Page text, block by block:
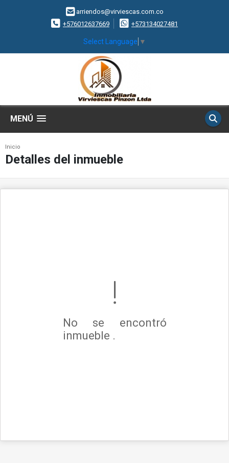
arriendos@virviescas.com.co
+576012637669
+573134027481
Select Language ▼
MENÚ
Inicio
Detalles del inmueble
No se encontró
inmueble .